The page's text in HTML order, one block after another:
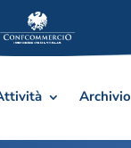
Archivio